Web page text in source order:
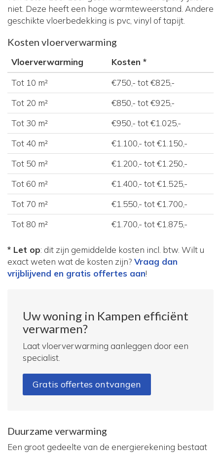
niet. Deze heeft een hoge warmteweerstand. Andere
geschikte vloerbedekking is pvc, vinyl of tapijt.
Kosten vloerverwarming
Vloerverwarming
Kosten *
Tot 10 m²
€750,- tot €825,-
Tot 20 m²
€850,- tot €925,-
Tot 30 m²
€950,- tot €1.025,-
Tot 40 m²
€1.100,- tot €1.150,-
Tot 50 m²
€1.200,- tot €1.250,-
Tot 60 m²
€1.400,- tot €1.525,-
Tot 70 m²
€1.550,- tot €1.700,-
Tot 80 m²
€1.700,- tot €1.875,-
* Let op: dit zijn gemiddelde kosten incl. btw. Wilt u
exact weten wat de kosten zijn? Vraag dan
vrijblijvend en gratis offertes aan!
Uw woning in Kampen efficiënt
verwarmen?
Laat vloerverwarming aanleggen door een
specialist.
Gratis offertes ontvangen
Duurzame verwarming
Een groot gedeelte van de energierekening bestaat